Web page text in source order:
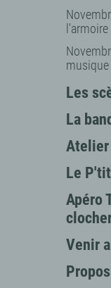
Les
La
Le
Apéro
Venir